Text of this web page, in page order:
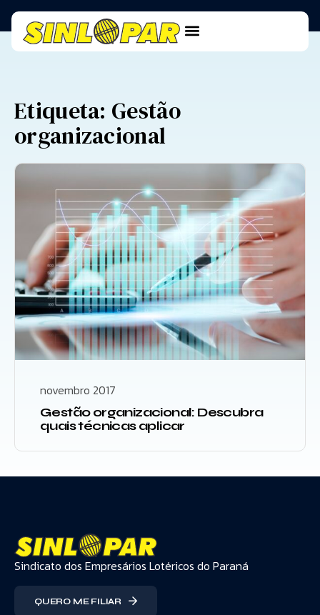
Etiqueta: Gestão
organizacional
novembro 2017
Gestão organizacional: Descubra
quais técnicas aplicar
Sindicato dos Empresários Lotéricos do Paraná
QUERO ME FILIAR